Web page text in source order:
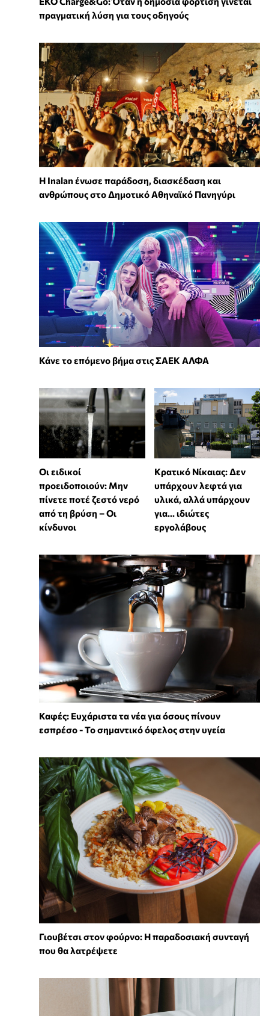
πραγματική λύση για τους οδηγούς
Η Inalan ένωσε παράδοση, διασκέδαση και
ανθρώπους στο Δημοτικό Αθηναϊκό Πανηγύρι
Κάνε το επόμενο βήμα στις ΣΑΕΚ ΑΛΦΑ
Οι ειδικοί
προειδοποιούν: Μην
πίνετε ποτέ ζεστό νερό
από τη βρύση – Οι
κίνδυνοι
Κρατικό Νίκαιας: Δεν
υπάρχουν λεφτά για
υλικά, αλλά υπάρχουν
για... ιδιώτες
εργολάβους
Καφές: Ευχάριστα τα νέα για όσους πίνουν
εσπρέσο - Το σημαντικό όφελος στην υγεία
Γιουβέτσι στον φούρνο: Η παραδοσιακή συνταγή
που θα λατρέψετε